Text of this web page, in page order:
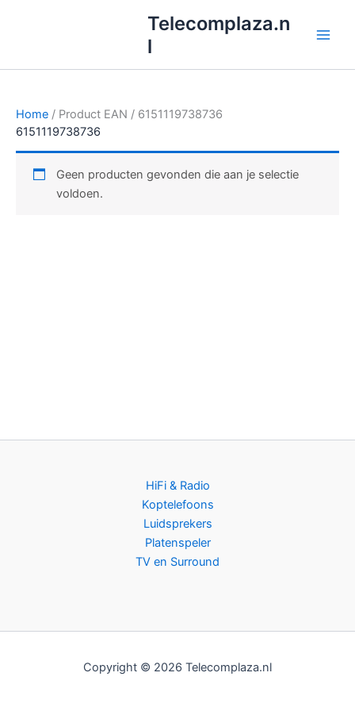
inhoud
Telecomplaza.n
l
Home / Product EAN / 6151119738736
6151119738736
Geen producten gevonden die aan je selectie
voldoen.
HiFi & Radio
Koptelefoons
Luidsprekers
Platenspeler
TV en Surround
Copyright © 2026 Telecomplaza.nl